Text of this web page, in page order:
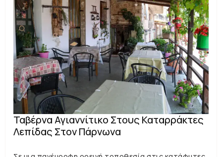
Ταβέρνα Αγιαννίτικο Στους Καταρράκτες
Λεπίδας Στον Πάρνωνα